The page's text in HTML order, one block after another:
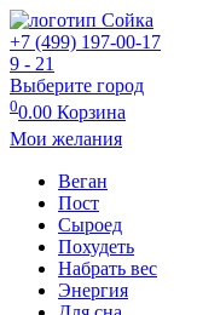
+7 (499) 197-00-17
9 - 21
Выберите город
00.00 Корзина
Мои желания
Веган
Пост
Сыроед
Похудеть
Набрать вес
Энергия